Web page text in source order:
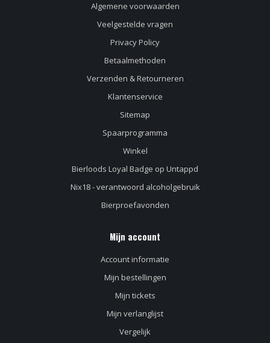
Algemene voorwaarden
Veelgestelde vragen
Privacy Policy
Betaalmethoden
Verzenden & Retourneren
Klantenservice
Sitemap
Spaarprogramma
Winkel
Bierloods Loyal Badge op Untappd
Nix18 - verantwoord alcoholgebruik
Bierproefavonden
Mijn account
Account informatie
Mijn bestellingen
Mijn tickets
Mijn verlanglijst
Vergelijk